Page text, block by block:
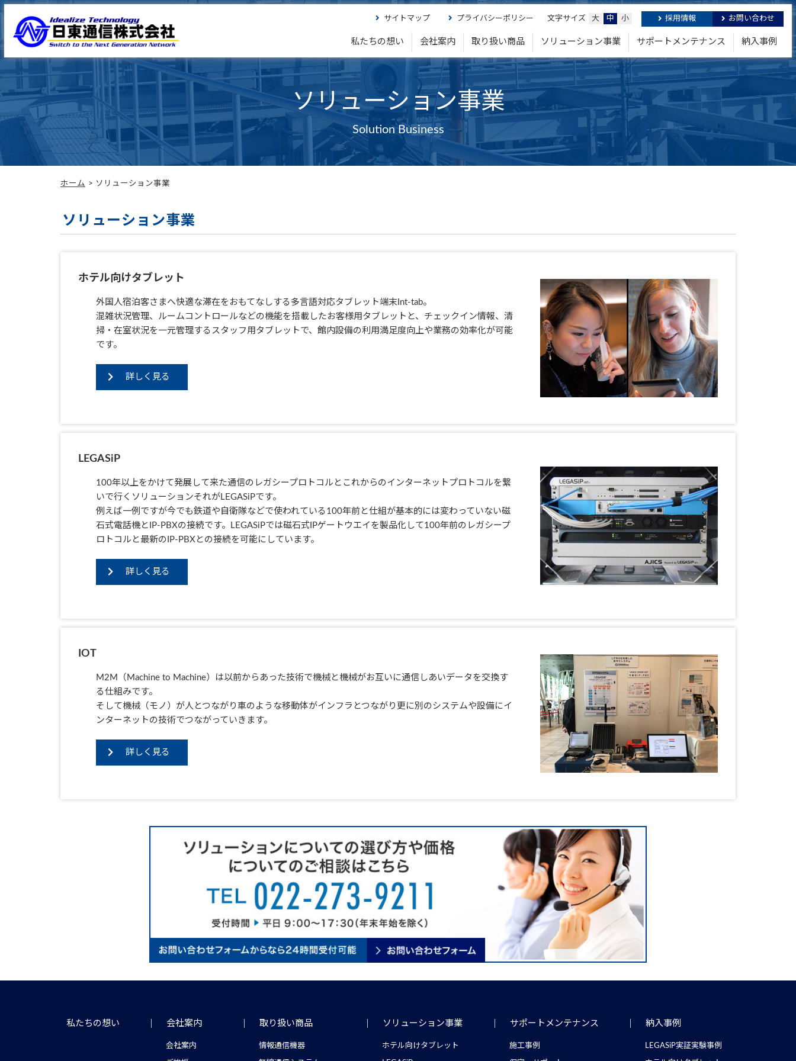
私たちの想い 会社案内 取り扱い商品 ソリューション事業 サポートメンテナンス 納入事例
サイトマップ プライバシーポリシー 文字サイズ 大 中 小 採用情報 お問い合わせ
ホーム ソリューション事業
ソリューション事業
Solution Business
ソリューション事業
ホテル向けタブレット
外国人宿泊客さまへ快適な滞在をおもてなしする多言語対応タブレット端末Int-tab。
混雑状況管理、ルームコントロールなどの機能を搭載したお客様用タブレットと、チェックイン情報、清
掃・在室状況を一元管理するスタッフ用タブレットで、館内設備の利用満足度向上や業務の効率化が可能
です。
詳しく見る
LEGASiP
100年以上をかけて発展して来た通信のレガシープロトコルとこれからのインターネットプロトコルを繋
いで行くソリューションそれがLEGASiPです。
例えば一例ですが今でも鉄道や自衛隊などで使われている100年前と仕組が基本的には変わっていない磁
石式電話機とIP-PBXの接続です。LEGASiPでは磁石式IPゲートウエイを製品化して100年前のレガシープ
ロトコルと最新のIP-PBXとの接続を可能にしています。
詳しく見る
IOT
M2M（Machine to Machine）は以前からあった技術で機械と機械がお互いに通信しあいデータを交換す
る仕組みです。
そして機械（モノ）が人とつながり車のような移動体がインフラとつながり更に別のシステムや設備にイ
ンターネットの技術でつながっていきます。
詳しく見る
私たちの想い 会社案内
会社案内
取り扱い商品
情報通信機器
ソリューション事業
ホテル向けタブレット
サポートメンテナンス
施工事例
納入事例
LEGASiP実証実験事例